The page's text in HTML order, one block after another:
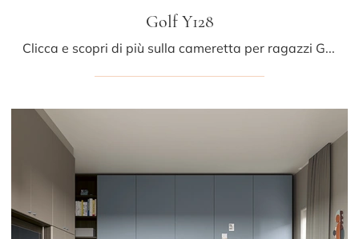
Golf Y128
Clicca e scopri di più sulla cameretta per ragazzi Golf Y128! Le Camerette componibili Colombini Casa ti attendono.